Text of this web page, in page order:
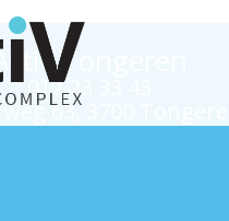
Tongeren
012 23 33 43
63, 3700 Tongeren